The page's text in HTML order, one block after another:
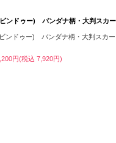
ンドゥー) バンダナ柄・大判スカ
ンドゥー) バンダナ柄・大判スカー
円(税込 7,920円)